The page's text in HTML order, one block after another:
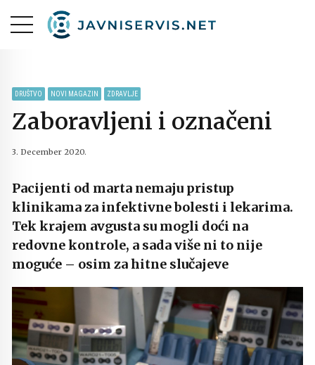
DRUŠTVO NOVI MAGAZIN ZDRAVLJE
Zaboravljeni i označeni
3. December 2020.
Pacijenti od marta nemaju pristup
klinikama za infektivne bolesti i lekarima.
Tek krajem avgusta su mogli doći na
redovne kontrole, a sada više ni to nije
moguće – osim za hitne slučajeve